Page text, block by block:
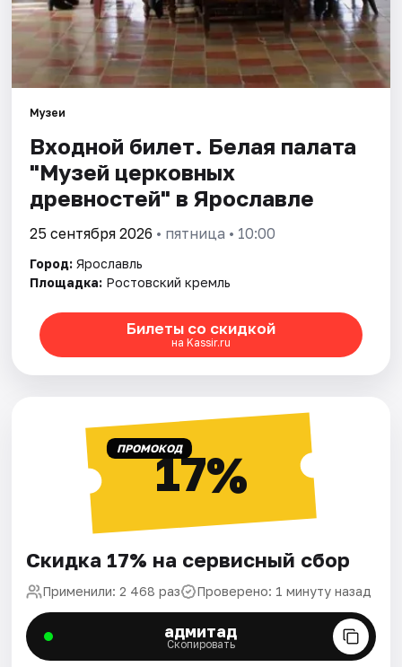
Музеи
Входной билет. Белая палата
"Музей церковных
древностей" в Ярославле
25 сентября 2026 • пятница • 10:00
Город: Ярославль
Площадка: Ростовский кремль
Билеты со скидкой
на Kassir.ru
ПРОМОКОД17%
Скидка 17% на сервисный сбор
Применили: 2 468 раз Проверено: 1 минуту назад
адмитад
Скопировать